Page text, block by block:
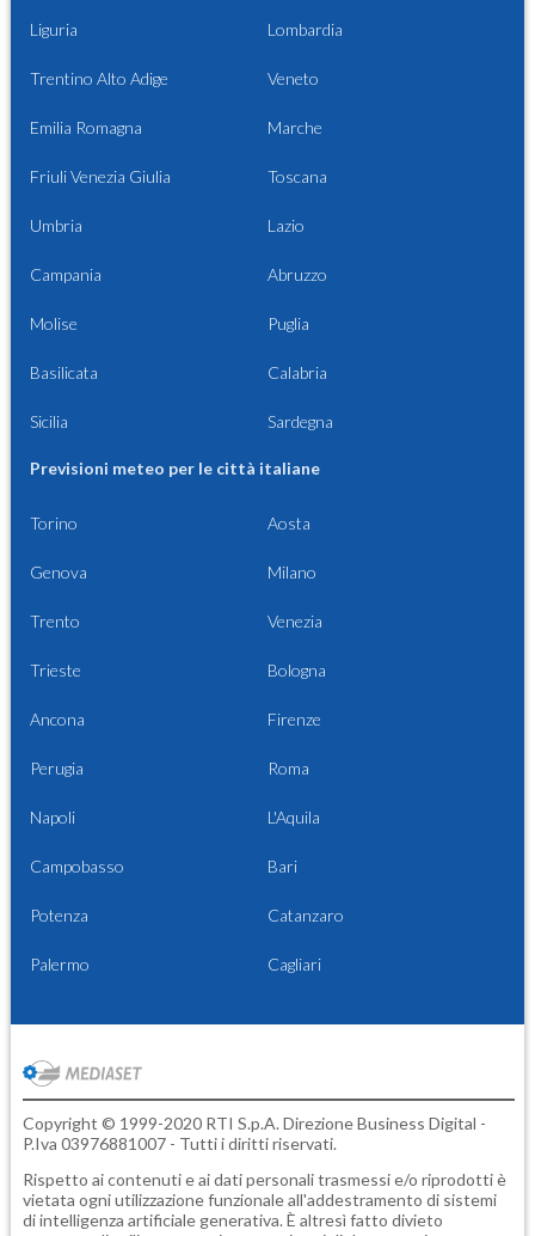
Liguria Lombardia
Trentino Alto Adige Veneto
Emilia Romagna Marche
Friuli Venezia Giulia Toscana
Umbria Lazio
Campania Abruzzo
Molise Puglia
Basilicata Calabria
Sicilia Sardegna
Previsioni meteo per le città italiane
Torino Aosta
Genova Milano
Trento Venezia
Trieste Bologna
Ancona Firenze
Perugia Roma
Napoli L'Aquila
Campobasso Bari
Potenza Catanzaro
Palermo Cagliari
Copyright © 1999-2020 RTI S.p.A. Direzione Business Digital -
P.Iva 03976881007 - Tutti i diritti riservati.
Rispetto ai contenuti e ai dati personali trasmessi e/o riprodotti è
vietata ogni utilizzazione funzionale all'addestramento di sistemi
di intelligenza artificiale generativa. È altresì fatto divieto